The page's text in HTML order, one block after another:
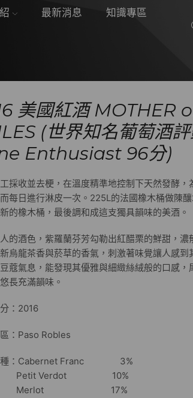
最新消息 知識專區
美國紅酒 MOTHER
(世界知名葡萄酒
Enthusiast 96分)
採收並去梗，在溫度精準地控制下天然發酵，
每日進行淋皮一次。225L的法國橡木桶做陳
的橡木桶，最後調和成這支獨具韻味的美酒。
的酒色，紫羅蘭芬芳勾勒出紅醋栗的鮮甜，濃
烏龍茶香與菸草的香氣，刺激著味覺讓人感到
蔻氣息，能發現其優雅與細緻絲絨般的口感，
長充滿韻味。
：2016
：Paso Robles
種：Cabernet Franc 3%
Verdot 10%
17%